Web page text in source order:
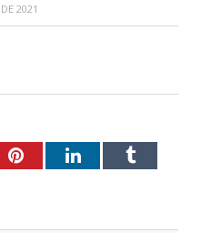
2021
PinterestLinkedInTumblr